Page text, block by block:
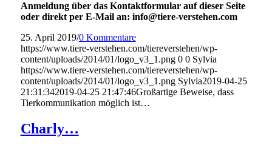
Anmeldung über das Kontaktformular auf dieser Seite
oder direkt per E-Mail an: info@tiere-verstehen.com
25. April 2019/0 Kommentare
https://www.tiere-verstehen.com/tiereverstehen/wp-
content/uploads/2014/01/logo_v3_1.png 0 0 Sylvia
https://www.tiere-verstehen.com/tiereverstehen/wp-
content/uploads/2014/01/logo_v3_1.png Sylvia2019-04-25
21:31:342019-04-25 21:47:46Großartige Beweise, dass
Tierkommunikation möglich ist…
Charly…